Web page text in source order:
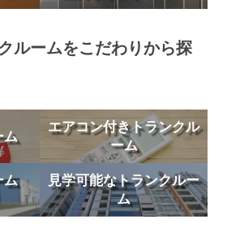
ルームをこだわりから探
ム
エアコン付きトランクル
ーム
ム
見学可能なトランクルー
ム